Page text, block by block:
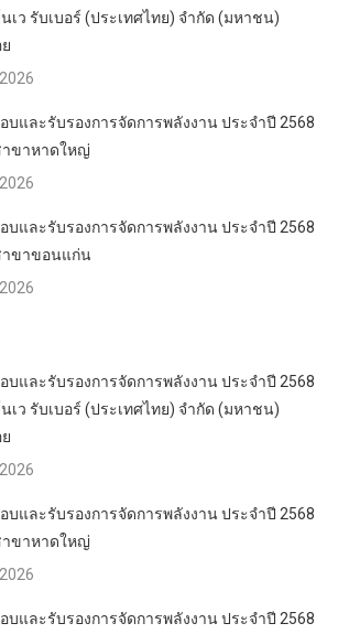
เว รับเบอร์ (ประเทศไทย) จำกัด (มหาชน)
บและรับรองการจัดการพลังงาน ประจำปี 2568
าขาหาดใหญ่
บและรับรองการจัดการพลังงาน ประจำปี 2568
าขาขอนแก่น
บและรับรองการจัดการพลังงาน ประจำปี 2568
เว รับเบอร์ (ประเทศไทย) จำกัด (มหาชน)
บและรับรองการจัดการพลังงาน ประจำปี 2568
าขาหาดใหญ่
บและรับรองการจัดการพลังงาน ประจำปี 2568